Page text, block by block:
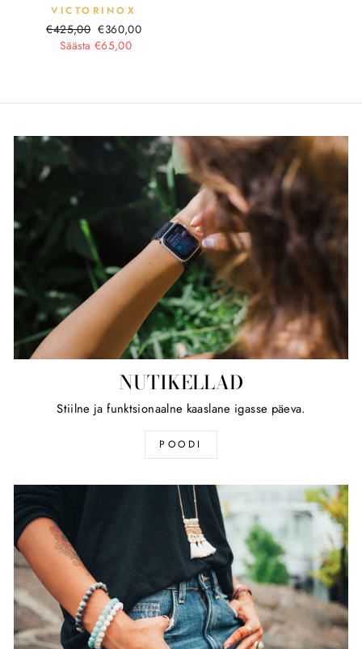
VICTORINOX
Tavahind
€425,00 Soodushind
€360,00
Säästa €65,00
NUTIKELLAD
Stiilne ja funktsionaalne kaaslane igasse päeva.
POODI